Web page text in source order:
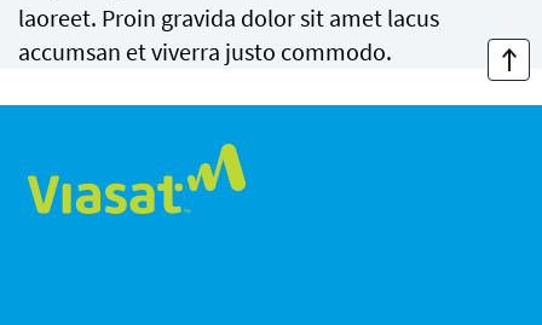
laoreet. Proin gravida dolor sit amet lacus
accumsan et viverra justo commodo.